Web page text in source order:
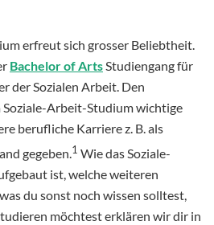
erfreut sich grosser Beliebtheit.
Bachelor of ArtsStudiengang für
der Sozialen Arbeit. Den
Arbeit-Studium wichtige
berufliche Karriere z. B. als
gegeben.1 Wie das Soziale-
ist, welche weiteren
du sonst noch wissen solltest,
möchtest erklären wir dir in